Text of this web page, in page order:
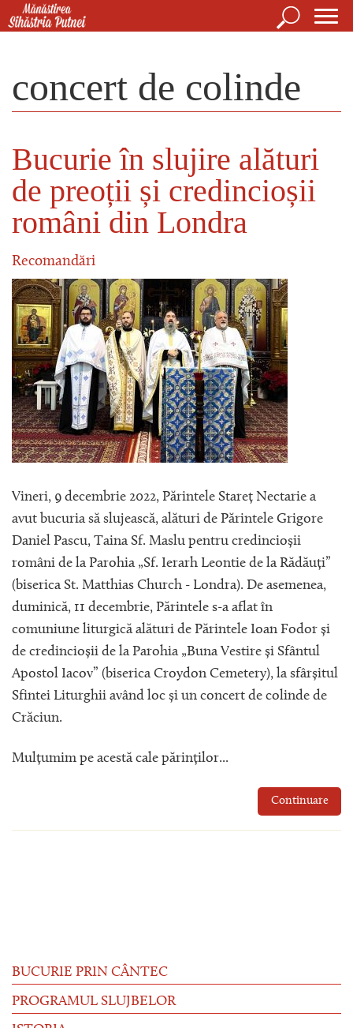
Mergi la conţinutul principal
Căutare
concert de colinde
Bucurie în slujire alături
de preoții și credincioșii
români din Londra
Recomandări
Vineri, 9 decembrie 2022, Părintele Stareț Nectarie a
avut bucuria să slujească, alături de Părintele Grigore
Daniel Pascu, Taina Sf. Maslu pentru credincioșii
români de la Parohia „Sf. Ierarh Leontie de la Rădăuți”
(biserica St. Matthias Church - Londra). De asemenea,
duminică, 11 decembrie, Părintele s-a aflat în
comuniune liturgică alături de Părintele Ioan Fodor și
de credincioșii de la Parohia „Buna Vestire și Sfântul
Apostol Iacov” (biserica Croydon Cemetery), la sfârșitul
Sfintei Liturghii având loc și un concert de colinde de
Crăciun.
Mulțumim pe acestă cale părinților...
Continuare
BUCURIE PRIN CÂNTEC
PROGRAMUL SLUJBELOR